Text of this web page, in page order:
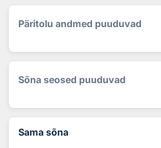
Päritolu andmed puuduvad
Sõna seosed puuduvad
Sama sõna